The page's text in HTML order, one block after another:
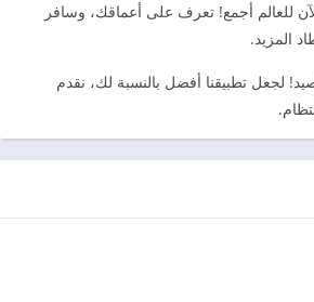
للعالم أجمع! تعرف على أعماقك، وسافر
المزيد.
لجعل تطبيقنا أفضل بالنسبة لك، نقدم